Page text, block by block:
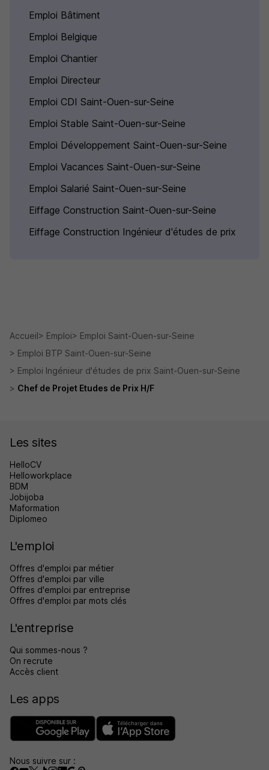
Emploi Bâtiment
Emploi Belgique
Emploi Chantier
Emploi Directeur
Emploi CDI Saint-Ouen-sur-Seine
Emploi Stable Saint-Ouen-sur-Seine
Emploi Développement Saint-Ouen-sur-Seine
Emploi Vacances Saint-Ouen-sur-Seine
Emploi Salarié Saint-Ouen-sur-Seine
Eiffage Construction Saint-Ouen-sur-Seine
Eiffage Construction Ingénieur d'études de prix
Accueil Emploi
Emploi Saint-Ouen-sur-Seine
Emploi BTP Saint-Ouen-sur-Seine
Emploi Ingénieur d'études de prix Saint-Ouen-sur-Seine
Chef de Projet Etudes de Prix H/F
Les sites
HelloCV
Helloworkplace
BDM
Jobijoba
Maformation
Diplomeo
L'emploi
Offres d'emploi par métier
Offres d'emploi par ville
Offres d'emploi par entreprise
Offres d'emploi par mots clés
L'entreprise
Qui sommes-nous ?
On recrute
Accès client
Les apps
Nous suivre sur :